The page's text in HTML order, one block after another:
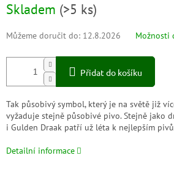
Skladem (>5 ks)
Můžeme doručit do: 12.8.2026 Možnosti
Přidat do košíku
Tak působivý symbol, který je na světě již
vyžaduje stejně působivé pivo. Stejně jako
i Gulden Draak patří už léta k nejlepším
Detailní informace